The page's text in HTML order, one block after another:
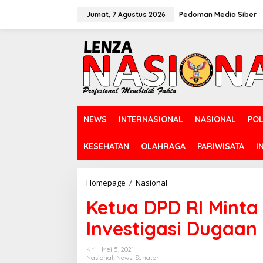
Jumat, 7 Agustus 2026 Pedoman Media Siber
NEWS INTERNASIONAL NASIONAL
KESEHATAN OLAHRAGA PARIWISATA
Homepage / Nasional
t
u
a
D
Ketua DPD RI
Investigasi Dugaan
Kri
Mei 5, 2021
Nasional, News, Senator